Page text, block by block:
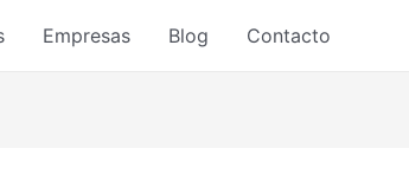
Empresas Blog Contacto